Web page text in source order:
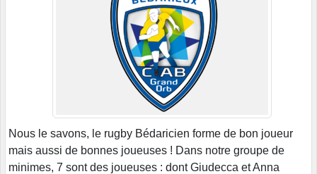
Nous le savons, le rugby Bédaricien forme de bon joueur
mais aussi de bonnes joueuses ! Dans notre groupe de
minimes, 7 sont des joueuses : dont Giudecca et Anna